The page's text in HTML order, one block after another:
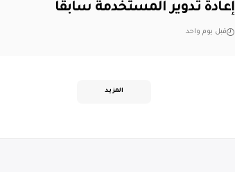
إعادة تدوير المستخدمة سابقاً
قبل يوم واحد
المزيد